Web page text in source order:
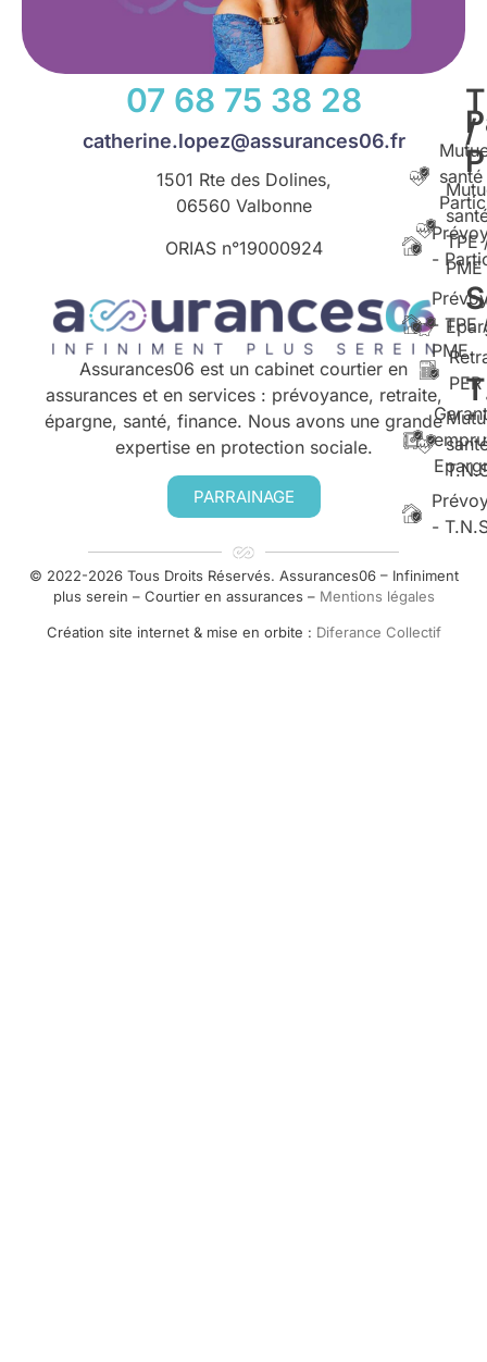
07 68 75 38 28
catherine.lopez@assurances06.fr
1501 Rte des Dolines,
06560 Valbonne
ORIAS n°19000924
Assurances06 est un cabinet courtier en
assurances et en services : prévoyance, retraite,
épargne, santé, finance. Nous avons une grande
expertise en protection sociale.
PARRAINAGE
/
TPE
PME
- TPE
PME
-
-
PER
© 2022-2026 Tous Droits Réservés. Assurances06 – Infiniment
plus serein – Courtier en assurances – Mentions légales
Création site internet & mise en orbite : Diferance Collectif